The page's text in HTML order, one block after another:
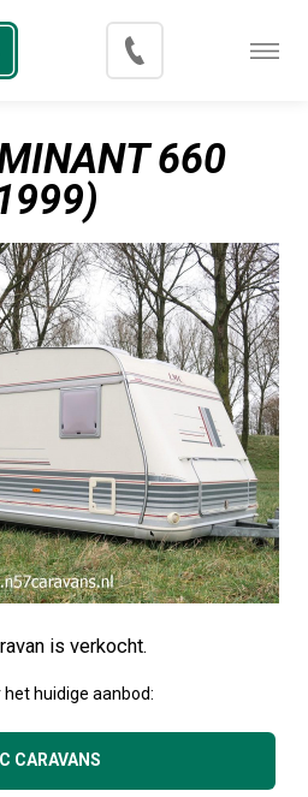
660
is verkocht.
het huidige aanbod:
CARAVANS
Menu